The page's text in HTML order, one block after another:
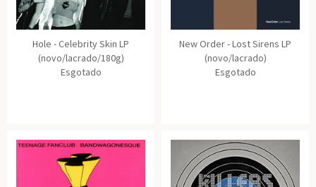
Hole - Celebrity Skin LP
(novo/lacrado/180g)
Esgotado
New Order - Lost Sirens LP
(novo/lacrado)
Esgotado